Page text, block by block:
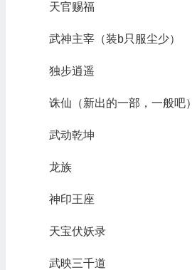
天官赐福
武神主宰（装b只服尘少）
独步逍遥
诛仙（新出的一部，一般吧）
武动乾坤
龙族
神印王座
天宝伏妖录
武映三千道